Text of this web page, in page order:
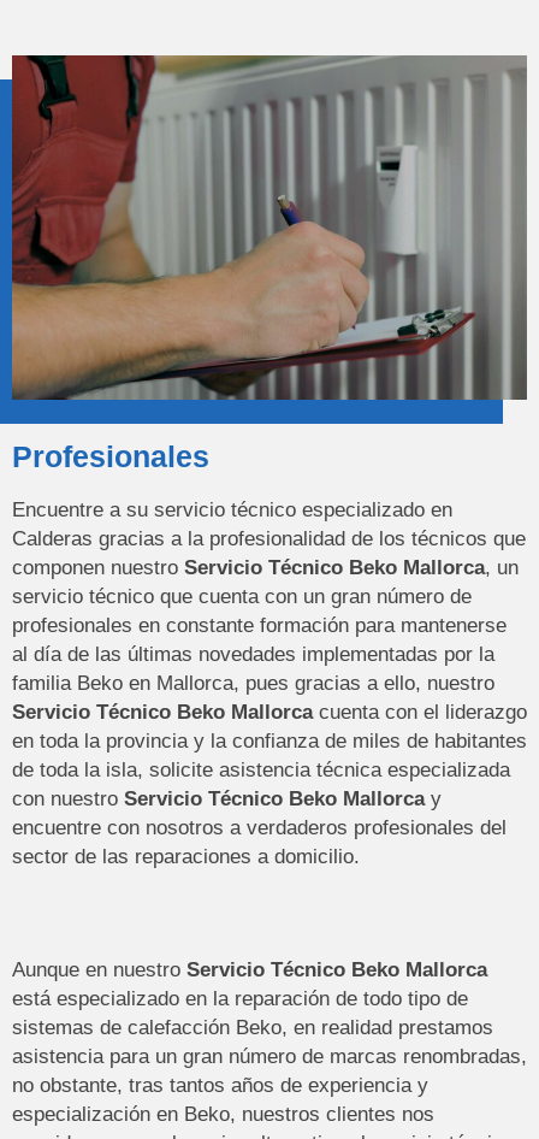
Profesionales
Encuentre a su servicio técnico especializado en
Calderas gracias a la profesionalidad de los técnicos que
componen nuestro Servicio Técnico Beko Mallorca, un
servicio técnico que cuenta con un gran número de
profesionales en constante formación para mantenerse
al día de las últimas novedades implementadas por la
familia Beko en Mallorca, pues gracias a ello, nuestro
Servicio Técnico Beko Mallorcacuenta con el liderazgo
en toda la provincia y la confianza de miles de habitantes
de toda la isla, solicite asistencia técnica especializada
con nuestro Servicio Técnico Beko Mallorcay
encuentre con nosotros a verdaderos profesionales del
sector de las reparaciones a domicilio.
Aunque en nuestro Servicio Técnico Beko Mallorca
está especializado en la reparación de todo tipo de
sistemas de calefacción Beko, en realidad prestamos
asistencia para un gran número de marcas renombradas,
no obstante, tras tantos años de experiencia y
especialización en Beko, nuestros clientes nos